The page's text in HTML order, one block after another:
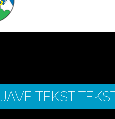
TEKST